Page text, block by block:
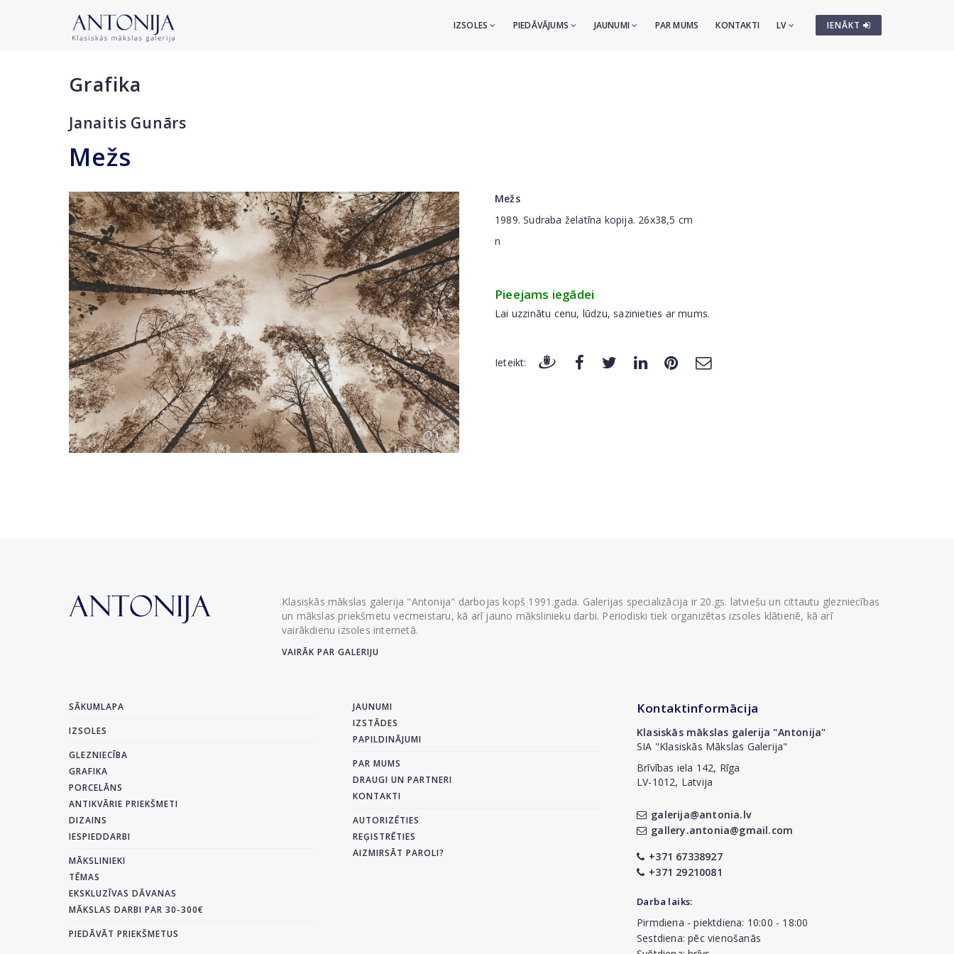
IENĀKT
IZSOLES PIEDĀVĀJUMS JAUNUMI PAR MUMS KONTAKTI LV
Grafika
Janaitis Gunārs
Mežs
Mežs
1989. Sudraba želatīna kopija. 26x38,5 cm
n
Pieejams iegādei
Lai uzzinātu cenu, lūdzu, sazinieties ar mums.
Ieteikt:
Klasiskās mākslas galerija "Antonija" darbojas kopš 1991.gada. Galerijas specializācija ir 20.gs. latviešu un cittautu glezniecības
un mākslas priekšmetu vecmeistaru, kā arī jauno mākslinieku darbi. Periodiski tiek organizētas izsoles klātienē, kā arī
vairākdienu izsoles internetā.
VAIRĀK PAR GALERIJU
SĀKUMLAPA
IZSOLES
GLEZNIECĪBA
GRAFIKA
PORCELĀNS
ANTIKVĀRIE PRIEKŠMETI
DIZAINS
IESPIEDDARBI
MĀKSLINIEKI
TĒMAS
EKSKLUZĪVAS DĀVANAS
MĀKSLAS DARBI PAR 30-300€
PIEDĀVĀT PRIEKŠMETUS
JAUNUMI
IZSTĀDES
PAPILDINĀJUMI
PAR MUMS
DRAUGI UN PARTNERI
KONTAKTI
AUTORIZĒTIES
REĢISTRĒTIES
AIZMIRSĀT PAROLI?
Kontaktinformācija
Klasiskās mākslas galerija "Antonija"
SIA "Klasiskās Mākslas Galerija"
Brīvības iela 142, Rīga
LV-1012, Latvija
galerija@antonia.lv
gallery.antonia@gmail.com
+371 67338927
+371 29210081
Darba laiks:
Pirmdiena - piektdiena: 10:00 - 18:00
Sestdiena: pēc vienošanās